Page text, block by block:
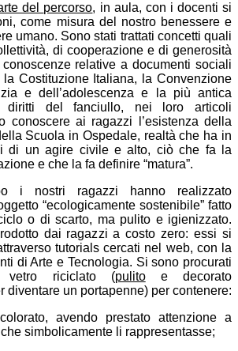
del percorso, in aula, con i docenti si
come misura del nostro benessere e
umano. Sono stati trattati concetti quali
di cooperazione e di generosità
relative a documenti sociali
Costituzione Italiana, la Convenzione
e dell’adolescenza e la più antica
diritti del fanciullo, nei loro articoli
conoscere ai ragazzi l’esistenza della
Scuola in Ospedale, realtà che ha in
di un agire civile e alto, ciò che fa la
e che la fa definire “matura”.
i nostri ragazzi hanno realizzato
“ecologicamente sostenibile” fatto
o di scarto, ma pulito e igienizzato.
dai ragazzi a costo zero: essi si
tutorials cercati nel web, con la
di Arte e Tecnologia. Si sono procurati
riciclato (pulitoe decorato
diventare un portapenne) per contenere:
avendo prestato attenzione a
simbolicamente li rappresentasse;